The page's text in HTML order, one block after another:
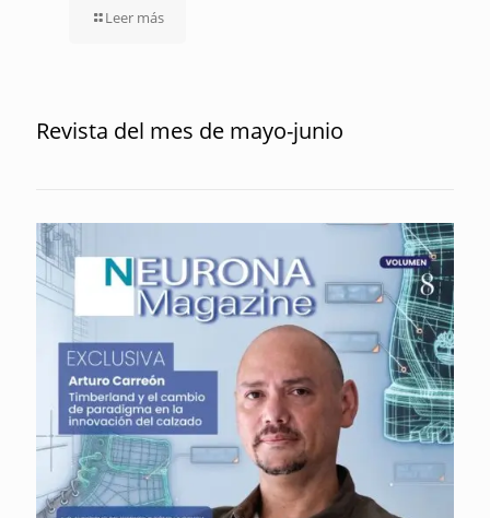
Leer más
Revista del mes de mayo-junio